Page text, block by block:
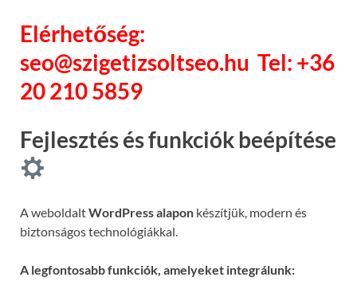
Elérhetőség:
seo@szigetizsoltseo.hu Tel: +36
20 210 5859
Fejlesztés és funkciók beépítése
A weboldaltWordPress alapon készítjük, modern és
biztonságos technológiákkal.
A legfontosabb funkciók, amelyeket integrálunk: